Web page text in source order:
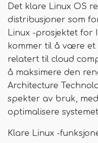
Det klare Linux OS
distribusjoner som
Linux -prosjektet for
kommer til å være
relatert til cloud
å maksimere den
Architecture
spekter av bruk,
optimalisere
Klare Linux -